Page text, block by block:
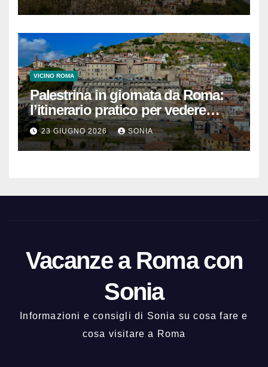
VICINO ROMA
Palestrina in giornata da Roma:
l’itinerario pratico per vedere
Santuario, Museo e centro
storico
23 GIUGNO 2026 SONIA
Vacanze a Roma con
Sonia
Informazioni e consigli di Sonia su cosa fare e
cosa visitare a Roma